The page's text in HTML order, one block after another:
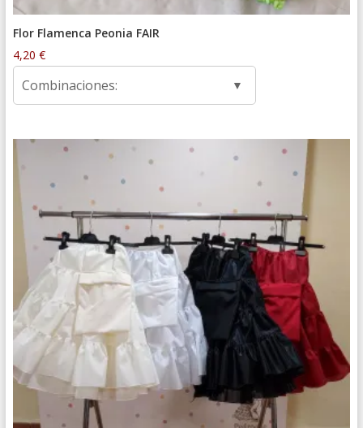
Flor Flamenca Peonia FAIR
4,20 €
Combinaciones: